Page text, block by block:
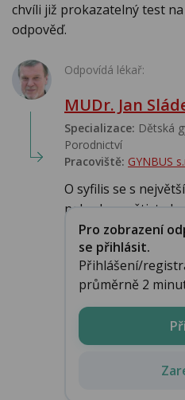
chvíli již prokazatelný test
odpověď.
Odpovídá lékař:
MUDr. Jan
Specializace: Dětská
Porodnictví
Pracoviště: GYNBUS
O syfilis se s
nebude navštivte
Pro zobrazení
se přihlásit.
Přihlášení/
průměrně 2